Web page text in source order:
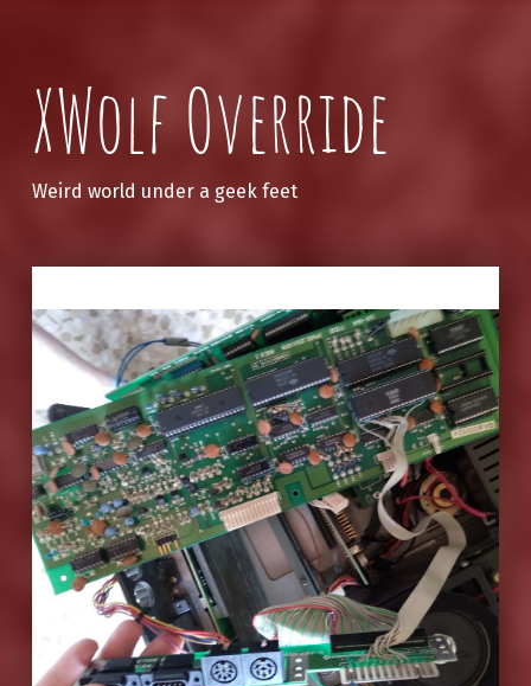
XWolf Override
Weird world under a geek feet